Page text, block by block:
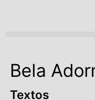
Bela
Textos